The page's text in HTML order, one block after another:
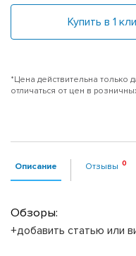
Купить в 1
*Цена действительна только
отличаться от цен в
Описание Отзывы
Обзоры:
+добавить статью или